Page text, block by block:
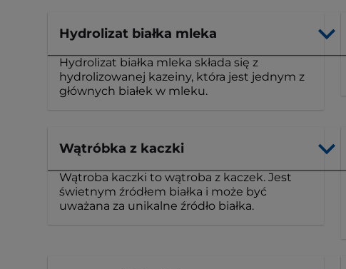
Hydrolizat białka mleka
Hydrolizat białka mleka składa się z
hydrolizowanej kazeiny, która jest jednym z
głównych białek w mleku.
Wątróbka z kaczki
Wątroba kaczki to wątroba z kaczek. Jest
świetnym źródłem białka i może być
uważana za unikalne źródło białka.